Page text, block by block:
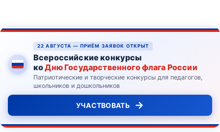
22 АВГУСТА — ПРИЁМ ЗАЯВОК ОТКРЫТ
Всероссийские конкурсы
коДню Государственного флага России
Патриотические и творческие конкурсы для педагогов,
школьников и дошкольников
УЧАСТВОВАТЬ →